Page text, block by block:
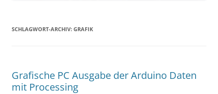
SCHLAGWORT-ARCHIV: GRAFIK
Grafische PC Ausgabe der Arduino Daten
mit Processing